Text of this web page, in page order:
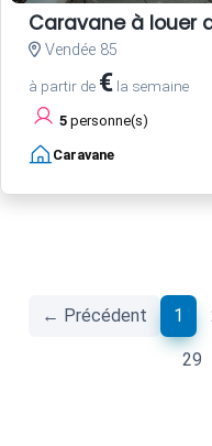
Caravane à louer
Vendée 85
à partir de € la semaine
5 personne(s)
Caravane
← Précédent 1
29